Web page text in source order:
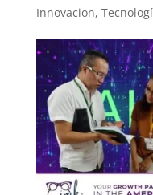
Innovacion,